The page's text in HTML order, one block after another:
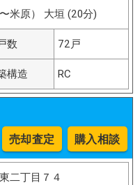
米原） 大垣 (20分)
数 72戸
構造 RC
売却査定 購入相談
二丁目７４